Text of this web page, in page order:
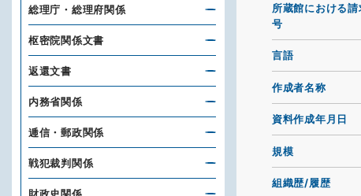
所蔵館における請
号
言語
作成者名称
資料作成年月日
規模
組織歴/履歴
総理庁・総理府関係
枢密院関係文書
返還文書
内務省関係
逓信・郵政関係
戦犯裁判関係